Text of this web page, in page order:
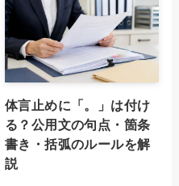
体言止めに「。」は付け
る？公用文の句点・箇条
書き・括弧のルールを解
説